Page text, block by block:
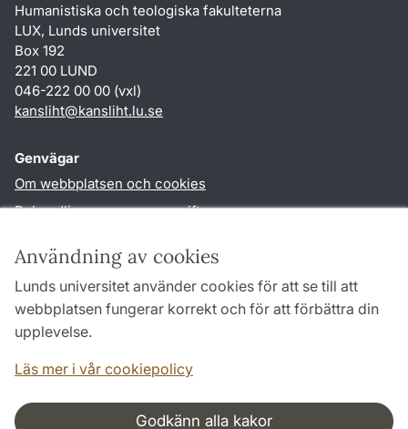
Användning av cookies
Lunds universitet använder cookies för att se till att
webbplatsen fungerar korrekt och för att förbättra din
upplevelse.
Läs mer i vår cookiepolicy
Godkänn alla kakor
Humanistiska och teologiska fakulteterna
LUX, Lunds universitet
Box 192
221 00 LUND
046-222 00 00 (vxl)
kansliht@kansliht.lu.se
Genvägar
Om webbplatsen och cookies
Behandling av personuppgifter
TYPO3-login
Följ oss i sociala medier